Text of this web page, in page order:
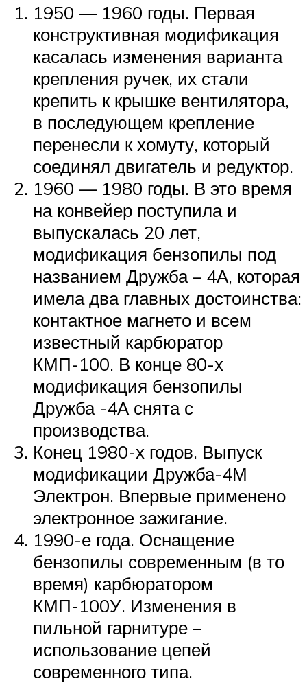
1950 — 1960 годы. Первая
конструктивная модификация
касалась изменения варианта
крепления ручек, их стали
крепить к крышке вентилятора,
в последующем крепление
перенесли к хомуту, который
соединял двигатель и редуктор.
1960 — 1980 годы. В это время
на конвейер поступила и
выпускалась 20 лет,
модификация бензопилы под
названием Дружба – 4А, которая
имела два главных достоинства:
контактное магнето и всем
известный карбюратор
КМП-100. В конце 80-х
модификация бензопилы
Дружба -4А снята с
производства.
Конец 1980-х годов. Выпуск
модификации Дружба-4М
Электрон. Впервые применено
электронное зажигание.
1990-е года. Оснащение
бензопилы современным (в то
время) карбюратором
КМП-100У. Изменения в
пильной гарнитуре –
использование цепей
современного типа.